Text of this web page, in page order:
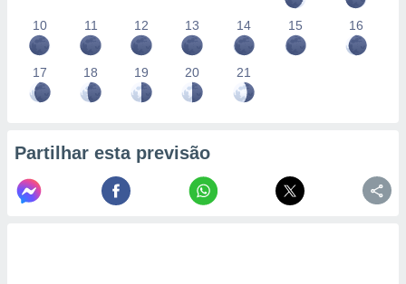
10 11 12 13 14 15 16
17 18 19 20 21
Partilhar esta previsão